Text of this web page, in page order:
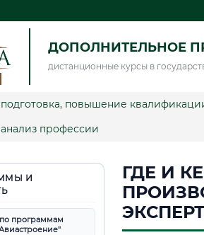
ДОПОЛНИТЕЛЬНОЕ
дистанционные курсы в
повышение
профессии
И
программам
ГДЕ И